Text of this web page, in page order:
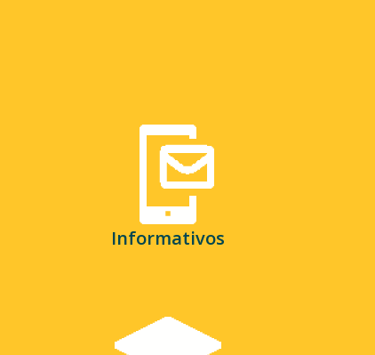
Informativos